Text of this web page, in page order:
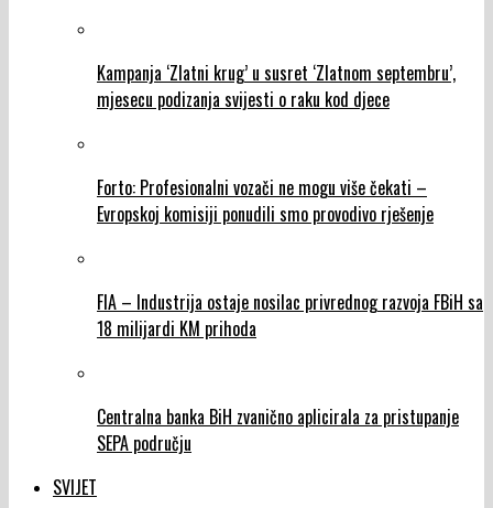
Kampanja ‘Zlatni krug’ u susret ‘Zlatnom septembru’,
mjesecu podizanja svijesti o raku kod djece
Forto: Profesionalni vozači ne mogu više čekati –
Evropskoj komisiji ponudili smo provodivo rješenje
FIA – Industrija ostaje nosilac privrednog razvoja FBiH sa
18 milijardi KM prihoda
Centralna banka BiH zvanično aplicirala za pristupanje
SEPA području
SVIJET